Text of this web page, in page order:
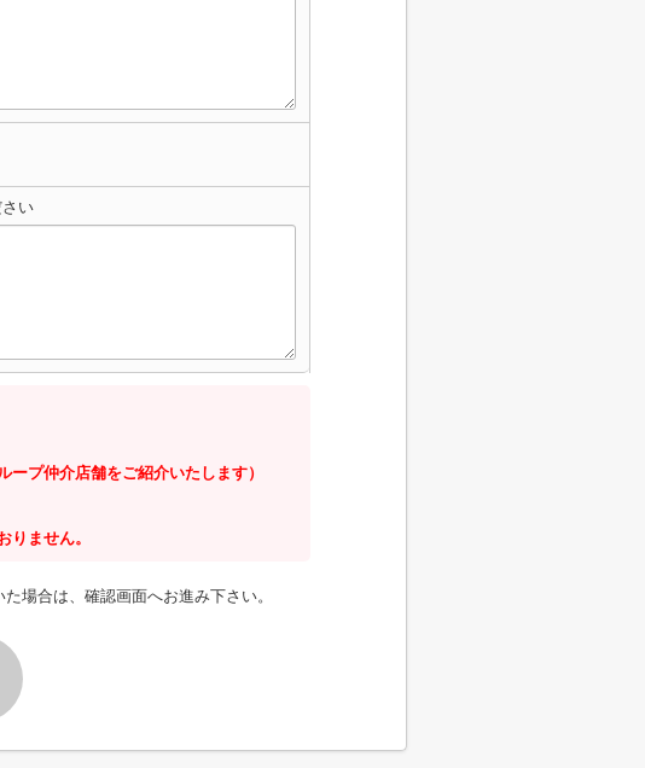
い
プ仲介店舗をご紹介いたします）
ません。
場合は、確認画面へお進み下さい。